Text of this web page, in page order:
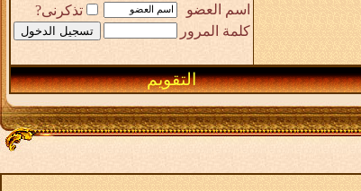
اسم العضو
تذكرنى?
كلمة المرور
التقويم